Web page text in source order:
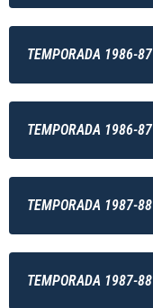
TEMPORADA 1986-87
TEMPORADA 1986-87
TEMPORADA 1987-88
TEMPORADA 1987-88